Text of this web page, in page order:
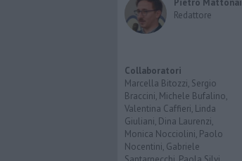
Redattore
Collaboratori
Marcella Bitozzi, Sergio
Braccini, Michele Bufalino,
Valentina Caffieri, Linda
Giuliani, Dina Laurenzi,
Monica Nocciolini, Paolo
Nocentini, Gabriele